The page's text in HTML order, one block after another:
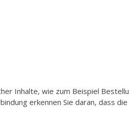
Inhalte, wie zum Beispiel
erkennen Sie daran, dass